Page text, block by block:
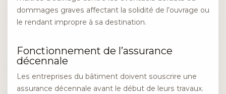
dommages graves affectant la solidité de l’ouvrage ou
le rendant impropre à sa destination.
Fonctionnement de l’assurance
décennale
Les entreprises du bâtiment doivent souscrire une
assurance décennale avant le début de leurs travaux.